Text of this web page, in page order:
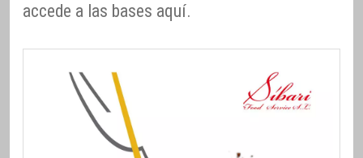
accede a las bases aquí.